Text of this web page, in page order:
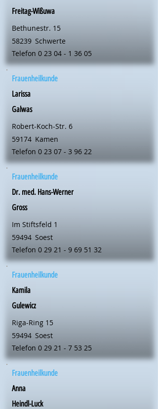
Freitag-Wißuwa
Bethunestr. 15
58239 Schwerte
Telefon 0 23 04 - 1 36 05
Frauenheilkunde
Larissa
Galwas
Robert-Koch-Str. 6
59174 Kamen
Telefon 0 23 07 - 3 96 22
Frauenheilkunde
Dr. med. Hans-Werner
Gross
Im Stiftsfeld 1
59494 Soest
Telefon 0 29 21 - 9 69 51 32
Frauenheilkunde
Kamila
Gulewicz
Riga-Ring 15
59494 Soest
Telefon 0 29 21 - 7 53 25
Frauenheilkunde
Anna
Heindl-Luck